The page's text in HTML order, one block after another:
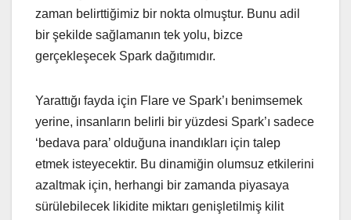
zaman belirttiğimiz bir nokta olmuştur. Bunu adil
bir şekilde sağlamanın tek yolu, bizce
gerçekleşecek Spark dağıtımıdır.
Yarattığı fayda için Flare ve Spark’ı benimsemek
yerine, insanların belirli bir yüzdesi Spark’ı sadece
‘bedava para’ olduğuna inandıkları için talep
etmek isteyecektir. Bu dinamiğin olumsuz etkilerini
azaltmak için, herhangi bir zamanda piyasaya
sürülebilecek likidite miktarı genişletilmiş kilit